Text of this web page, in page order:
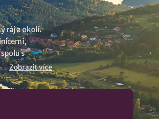
ráj a okolí.
s
Zobrazit více